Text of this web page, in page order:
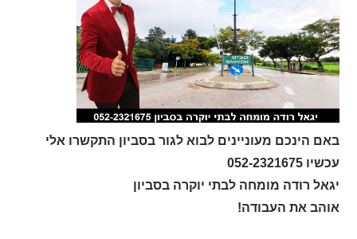
באם הינכם מעוניינים לבוא לגור בסביון התקשרו אלי
עכשיו 052-2321675
יגאל רודה מומחה לבתי יוקרה בסביון
אוהב את העבודה!